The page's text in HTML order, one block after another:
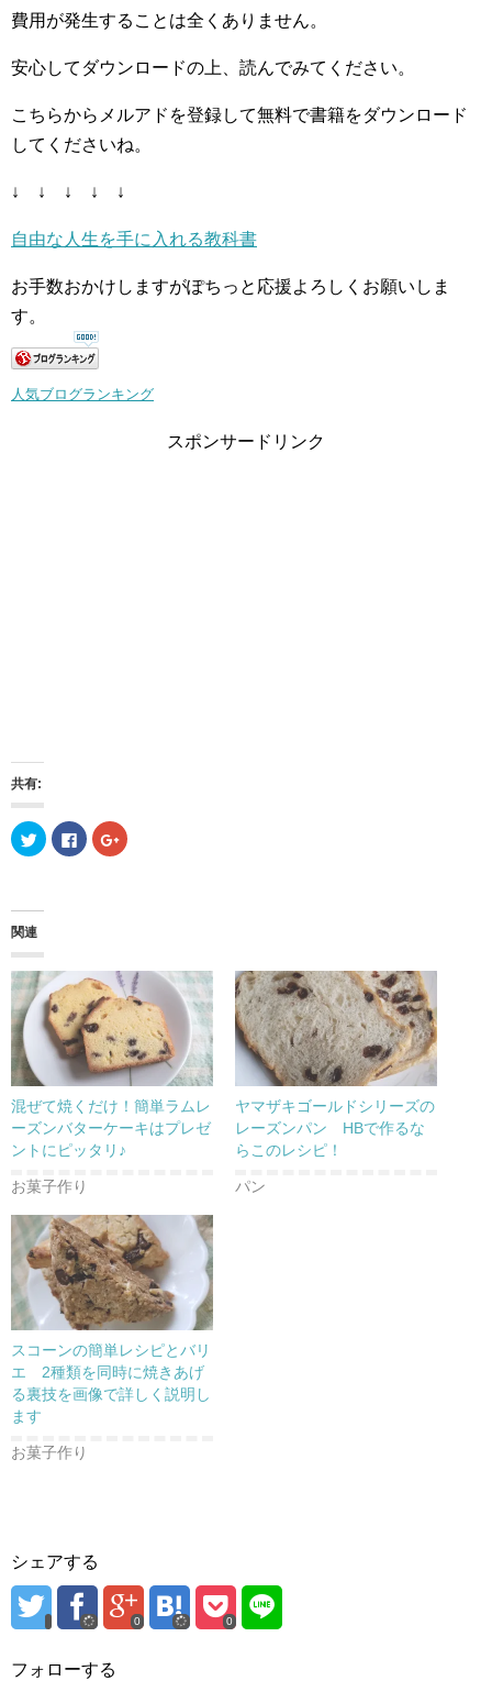
費用が発生することは全くありません。
安心してダウンロードの上、読んでみてください。
こちらからメルアドを登録して無料で書籍をダウンロード
してくださいね。
↓ ↓ ↓ ↓ ↓
自由な人生を手に入れる教科書
お手数おかけしますがぽちっと応援よろしくお願いしま
す。
人気ブログランキング
スポンサードリンク
共有:
ク
リ
T
t
t
e
r
で
共
有
い
ウ
ィ
ン
ド
ウ
開
き
す
)
F
a
有
す
る
に
は
ク
リ
ッ
ク
し
て
く
だ
さ
い
新
し
ウ
ィ
ン
ド
ウ
で
開
き
ま
す
)
ク
リ
l
e
+
で
有
(
新
し
い
ウ
ィ
ン
ウ
す
)
関連
混ぜて焼くだけ！簡単ラムレ
ーズンバターケーキはプレゼ
ントにピッタリ♪
お菓子作り
ヤマザキゴールドシリーズの
レーズンパン HBで作るな
らこのレシピ！
パン
スコーンの簡単レシピとバリ
エ 2種類を同時に焼きあげ
る裏技を画像で詳しく説明し
ます
お菓子作り
シェアする
0 0
フォローする